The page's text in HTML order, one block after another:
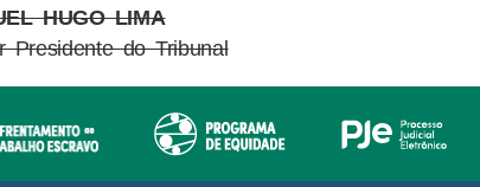
HUGO LIMA
Presidente do Tribunal